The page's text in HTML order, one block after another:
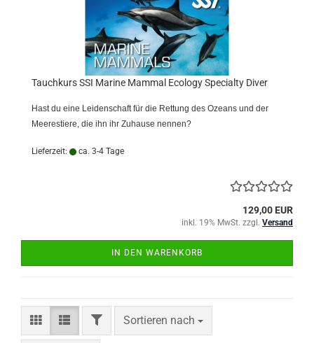
Tauchkurs SSI Marine Mammal Ecology Specialty Diver
Hast du eine Leidenschaft für die Rettung des Ozeans und der
Meerestiere, die ihn ihr Zuhause nennen?
Lieferzeit: ca. 3-4 Tage
129,00 EUR
inkl. 19% MwSt. zzgl. Versand
IN DEN WARENKORB
FILTERSortieren nach
Sortieren nach